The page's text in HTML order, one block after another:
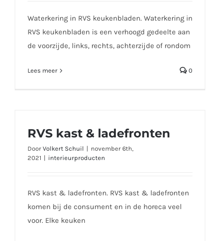
Waterkering in RVS keukenbladen. Waterkering in
RVS keukenbladen is een verhoogd gedeelte aan
de voorzijde, links, rechts, achterzijde of rondom
Lees meer 0
RVS kast & ladefronten
Door Volkert Schuil | november 6th,
2021 | interieurproducten
RVS kast & ladefronten. RVS kast & ladefronten
komen bij de consument en in de horeca veel
voor. Elke keuken